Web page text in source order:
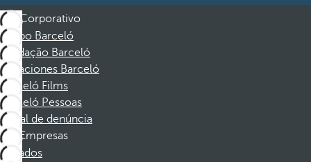
Corporativo
Grupo Barceló
Fundação Barceló
Vacaciones Barceló
Barceló Films
Barceló Pessoas
Canal de denúncia
Empresas
Afiliados